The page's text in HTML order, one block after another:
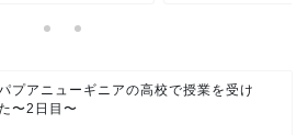
プアニューギニアの高校で授業を受け
〜2日目〜